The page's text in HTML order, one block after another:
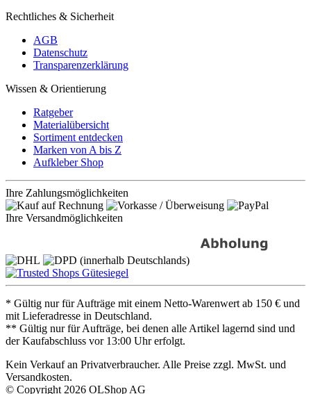
Rechtliches & Sicherheit
AGB
Datenschutz
Transparenzerklärung
Wissen & Orientierung
Ratgeber
Materialübersicht
Sortiment entdecken
Marken von A bis Z
Aufkleber Shop
Ihre Zahlungsmöglichkeiten
Ihre Versandmöglichkeiten
* Gültig nur für Aufträge mit einem Netto-Warenwert ab 150 € und
mit Lieferadresse in Deutschland.
** Gültig nur für Aufträge, bei denen alle Artikel lagernd sind und
der Kaufabschluss vor 13:00 Uhr erfolgt.
Kein Verkauf an Privatverbraucher. Alle Preise zzgl. MwSt. und
Versandkosten.
© Copyright 2026 OLShop AG